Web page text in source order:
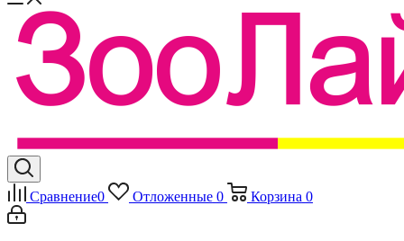
Сравнение0 Отложенные 0 Корзина 0